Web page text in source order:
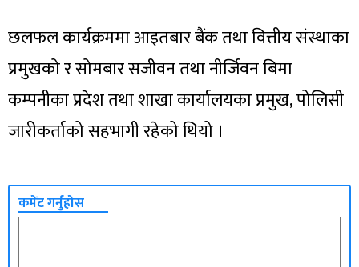
छलफल कार्यक्रममा आइतबार बैंक तथा वित्तीय संस्थाका
प्रमुखको र सोमबार सजीवन तथा नीर्जिवन बिमा
कम्पनीका प्रदेश तथा शाखा कार्यालयका प्रमुख, पोलिसी
जारीकर्ताको सहभागी रहेको थियो ।
कमेंट गर्नुहोस